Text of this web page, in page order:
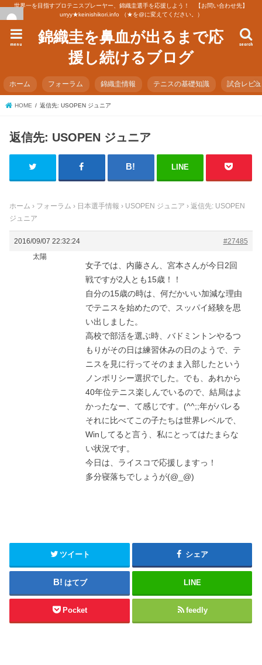
世界一を目指すプロテニスプレーヤー、錦織圭選手を応援しよう！ 【お問い合わせ先】
urryy★keinishikori.info （★を@に変えてください。）
錦織圭を鼻血が出るまで応
援し続けるブログ
search
menu
ホーム フォーラム 錦織圭情報 テニスの基礎知識 試合レビ
HOME 返信先: USOPEN ジュニア
返信先: USOPEN ジュニア
LINE
ホーム › フォーラム › 日本選手情報 › USOPEN ジュニア › 返信先: USOPEN
ジュニア
2016/09/07 22:32:24
#27485
太陽
女子では、内藤さん、宮本さんが今日2回
戦ですが2人とも15歳！！
自分の15歳の時は、何だかいい加減な理由
でテニスを始めたので、スッパイ経験を思
い出しました。
高校で部活を選ぶ時、バドミントンやるつ
もりがその日は練習休みの日のようで、テ
ニスを見に行ってそのまま入部したという
ノンポリシー選択でした。でも、あれから
40年位テニス楽しんでいるので、結局はよ
かったなー、て感じです。(^^;;年がバレる
それに比べてこの子たちは世界レベルで、
Winしてると言う、私にとってはたまらな
い状況です。
今日は、ライスコで応援しますっ！
多分寝落ちでしょうが(@_@)
ツイート シェア
はてブ LINE
Pocket feedly